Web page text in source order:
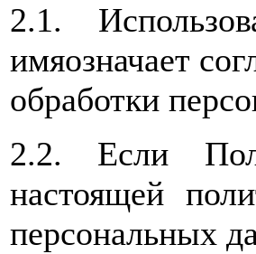
2.1.
имяозначает
обработки
2.2. Если
настоящей
персональных